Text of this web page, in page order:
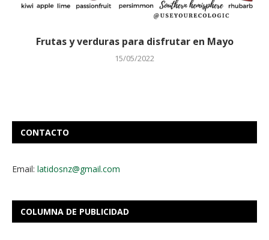
Frutas y verduras para disfrutar en Mayo
15/05/2022
CONTACTO
Email: latidosnz@gmail.com
COLUMNA DE PUBLICIDAD